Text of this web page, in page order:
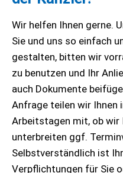
Wir helfen Ihnen gerne.
Sie und uns so einfach
gestalten, bitten wir
zu benutzen und Ihr
auch Dokumente
Anfrage teilen wir Ihnen
Arbeitstagen mit, ob wir
unterbreiten ggf.
Selbstverständlich ist
Verpflichtungen für Sie